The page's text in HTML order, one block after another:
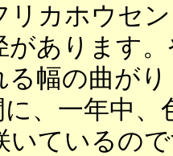
リカホウセ
があります
る幅の曲が
、一年中、
いているの